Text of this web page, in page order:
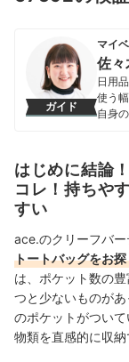
ガイド
マイ
佐々
日用
使う
自身
はじめに結論
コレ！持ちや
すい
ace.のクリーフバー
トートバッグをお
は、ポケット数の
つと少ないものが
のポケットがつい
物類を直感的に収納